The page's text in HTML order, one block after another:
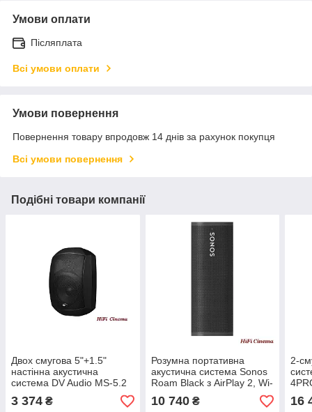
Умови оплати
Післяплата
Всі умови оплати
Умови повернення
Повернення товару впродовж 14 днів за рахунок покупця
Всі умови повернення
Подібні товари компанії
Двох смугова 5"+1.5"
настінна акустична
система DV Audio MS-5.2
T IP Black 100V 7,5W 15W
30W IP65
3 374 ₴
Розумна портативна
акустична система Sonos
Roam Black з AirPlay 2, Wi-
Fi і Bluetooth
10 740₴
2-
16